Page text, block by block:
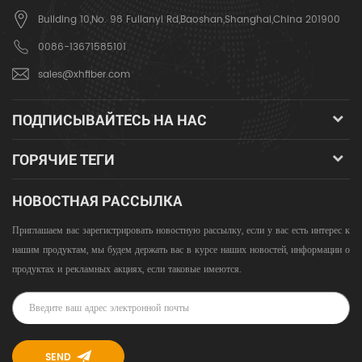
Building 10,No. 98 Fulianyi Rd,Baoshan,Shanghai,China 201900
0086-13671585101
sales@xhfiber.com
ПОДПИСЫВАЙТЕСЬ НА НАС
ГОРЯЧИЕ ТЕГИ
НОВОСТНАЯ РАССЫЛКА
Приглашаем вас зарегистрировать новостную рассылку, если у вас есть интерес к
нашим продуктам, мы будем держать вас в курсе наших новостей, информации о
продуктах и ​​рекламных акциях, если таковые имеются.